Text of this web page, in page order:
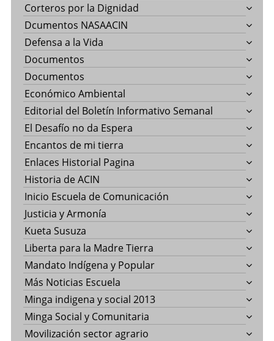
Corteros por la Dignidad
Dcumentos NASAACIN
Defensa a la Vida
Documentos
Documentos
Económico Ambiental
Editorial del Boletín Informativo Semanal
El Desafío no da Espera
Encantos de mi tierra
Enlaces Historial Pagina
Historia de ACIN
Inicio Escuela de Comunicación
Justicia y Armonía
Kueta Susuza
Liberta para la Madre Tierra
Mandato Indígena y Popular
Más Noticias Escuela
Minga indigena y social 2013
Minga Social y Comunitaria
Movilización sector agrario